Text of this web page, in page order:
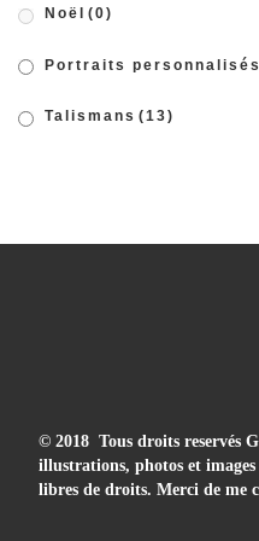
Noël (0)
Portraits personnalisés
Talismans (13)
© 2018 Tous droits reservés
illustrations, photos et images
libres de droits. Merci de me